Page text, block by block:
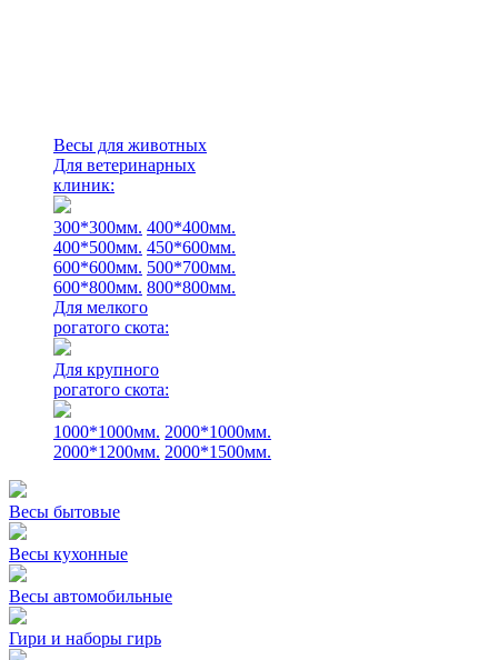
Весы для животных
Для ветеринарных
клиник:
300*300мм. 400*400мм.
400*500мм. 450*600мм.
600*600мм. 500*700мм.
600*800мм. 800*800мм.
Для мелкого
рогатого скота:
Для крупного
рогатого скота:
1000*1000мм. 2000*1000мм.
2000*1200мм. 2000*1500мм.
Весы бытовые
Весы кухонные
Весы автомобильные
Гири и наборы гирь